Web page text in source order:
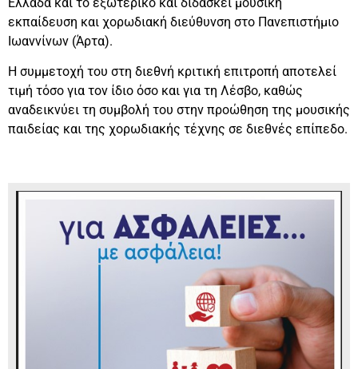
εκπαίδευση και χορωδιακή διεύθυνση στο Πανεπιστήμιο
Ιωαννίνων (Άρτα).
Η συμμετοχή του στη διεθνή κριτική επιτροπή αποτελεί
τιμή τόσο για τον ίδιο όσο και για τη Λέσβο, καθώς
αναδεικνύει τη συμβολή του στην προώθηση της μουσικής
παιδείας και της χορωδιακής τέχνης σε διεθνές επίπεδο.